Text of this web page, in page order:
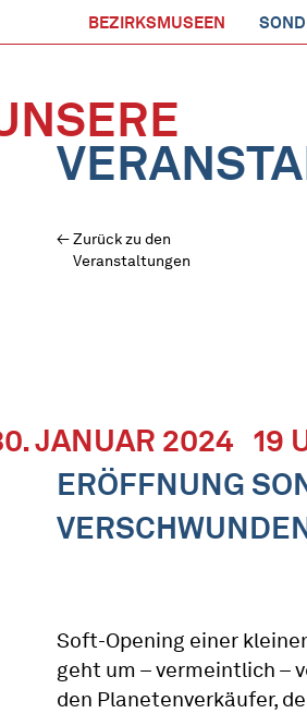
BEZIRKSMUSEEN
Zurück zu den
Veranstaltungen
JANUAR 2024 19
ERÖFFNUNG
Soft-Opening einer
geht um – vermeintlich –
den Planetenverkäufer,